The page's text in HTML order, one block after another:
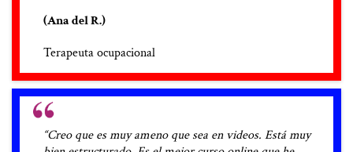
(Ana del R.)
Terapeuta ocupacional
“Creo que es muy ameno que sea en videos. Está muy